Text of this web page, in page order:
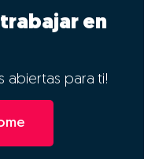
en
abiertas para ti!